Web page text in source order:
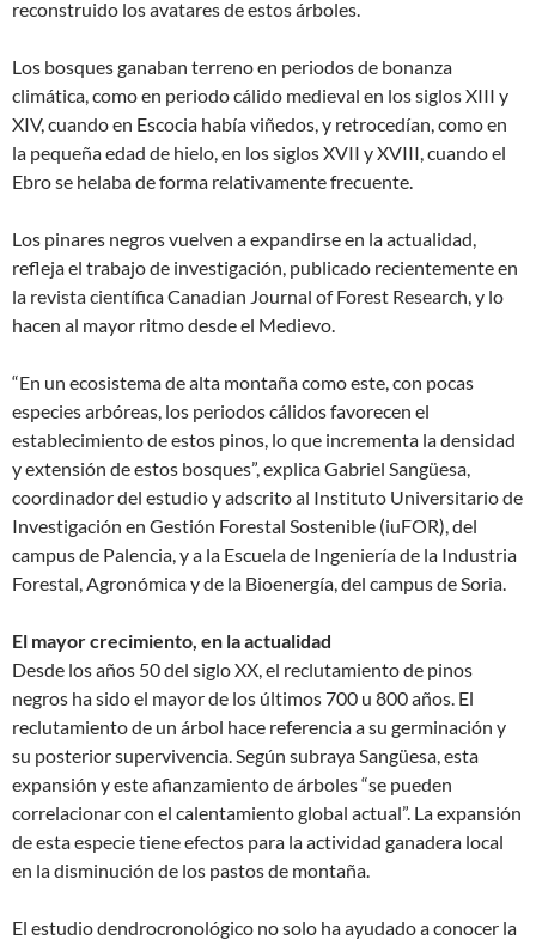
reconstruido los avatares de estos árboles.
Los bosques ganaban terreno en periodos de bonanza
climática, como en periodo cálido medieval en los siglos XIII y
XIV, cuando en Escocia había viñedos, y retrocedían, como en
la pequeña edad de hielo, en los siglos XVII y XVIII, cuando el
Ebro se helaba de forma relativamente frecuente.
Los pinares negros vuelven a expandirse en la actualidad,
refleja el trabajo de investigación, publicado recientemente en
la revista científica Canadian Journal of Forest Research, y lo
hacen al mayor ritmo desde el Medievo.
“En un ecosistema de alta montaña como este, con pocas
especies arbóreas, los periodos cálidos favorecen el
establecimiento de estos pinos, lo que incrementa la densidad
y extensión de estos bosques”, explica Gabriel Sangüesa,
coordinador del estudio y adscrito al Instituto Universitario de
Investigación en Gestión Forestal Sostenible (iuFOR), del
campus de Palencia, y a la Escuela de Ingeniería de la Industria
Forestal, Agronómica y de la Bioenergía, del campus de Soria.
El mayor crecimiento, en la actualidad
Desde los años 50 del siglo XX, el reclutamiento de pinos
negros ha sido el mayor de los últimos 700 u 800 años. El
reclutamiento de un árbol hace referencia a su germinación y
su posterior supervivencia. Según subraya Sangüesa, esta
expansión y este afianzamiento de árboles “se pueden
correlacionar con el calentamiento global actual”. La expansión
de esta especie tiene efectos para la actividad ganadera local
en la disminución de los pastos de montaña.
El estudio dendrocronológico no solo ha ayudado a conocer la